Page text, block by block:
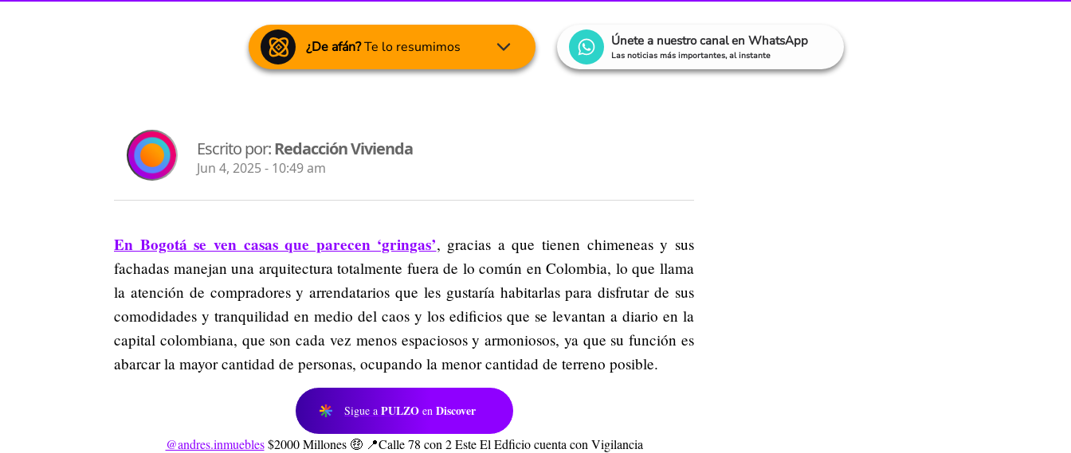
¿De afán?Te lo resumimos Únete a nuestro canal en WhatsApp
Las noticias más importantes, al instante
Escrito por:Redacción Vivienda
Jun 4, 2025 - 10:49 am
En Bogotá se ven casas que parecen ‘gringas’, gracias a que tienen chimeneas y sus
fachadas manejan una arquitectura totalmente fuera de lo común en Colombia, lo que llama
la atención de compradores y arrendatarios que les gustaría habitarlas para disfrutar de sus
comodidades y tranquilidad en medio del caos y los edificios que se levantan a diario en la
capital colombiana, que son cada vez menos espaciosos y armoniosos, ya que su función es
abarcar la mayor cantidad de personas, ocupando la menor cantidad de terreno posible.
Sigue a PULZO en Discover
@andres.inmuebles$2000 Millones 🤑 📍Calle 78 con 2 Este El Edficio cuenta con Vigilancia